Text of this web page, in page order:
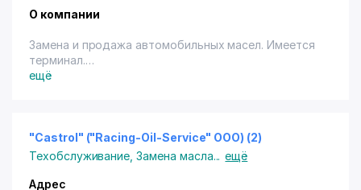
О компании
Замена и продажа автомобильных масел. Имеется
терминал.
"Авторизированный, официальный сервис - центр
колодок, Замена антифриза, Замена свечей
зажигания, Замена фильтрующих элементов
автомобиля, мелкий ремонт. Представлена
продукция брендов: BP, Castrol, Filtron, STARK,
ещё
"Castrol" ("Racing-Oil-Service" OOO) (2)
Техобслуживание ,Замена масла... ещё
Адрес